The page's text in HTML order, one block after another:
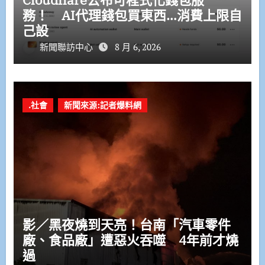
務！ AI代理錢包買東西…消費上限自
己設
新聞聯訪中心 8 月 6, 2026
.社會 新聞來源:記者爆料網
影／黑夜燒到天亮！台南「汽車零件
廠、食品廠」遭惡火吞噬 4年前才燒
過